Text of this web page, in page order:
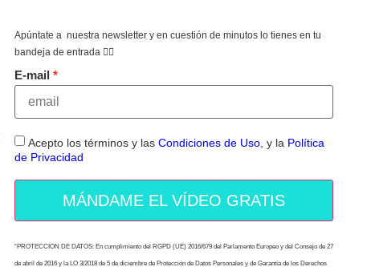
Apúntate a nuestra newsletter y en cuestión de minutos lo tienes en tu
bandeja de entrada 👇🏻
E-mail
Acepto los términos y las Condiciones de Uso, y la Política
de Privacidad
MÁNDAME EL VÍDEO GRATIS
“PROTECCION DE DATOS: En cumplimiento del RGPD (UE) 2016/679 del Parlamento Europeo y del Consejo de 27
de abril de 2016 y la LO 3/2018 de 5 de diciembre de Protección de Datos Personales y de Garantía de los Derechos